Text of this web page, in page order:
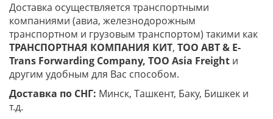
Доставка осуществляется транспортными
компаниями (авиа, железнодорожным
транспортном и грузовым транспортом) такими как
ТРАНСПОРТНАЯ КОМПАНИЯ КИТ, ТОО ABT & E-
Trans Forwarding Company, ТОО Asia Freight и
другим удобным для Вас способом.
Доставка по СНГ: Минск, Ташкент, Баку, Бишкек и
т.д.